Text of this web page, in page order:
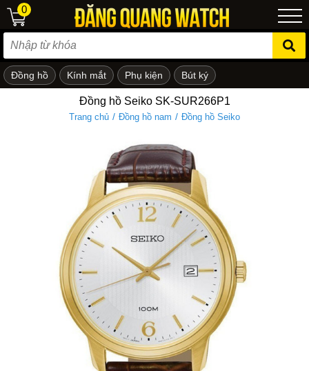
em
0
Đồng hồ Kính mắt Phụ kiện Bút ký
Đồng hồ Seiko SK-SUR266P1
Trang chủ / Đồng hồ nam / Đồng hồ Seiko